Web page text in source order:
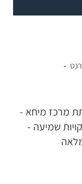
60 שנה לעמותת מרכז מיחא -
שמיעה -